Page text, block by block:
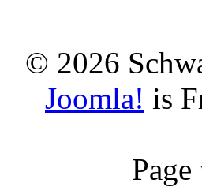
© 2026
Joomla! is